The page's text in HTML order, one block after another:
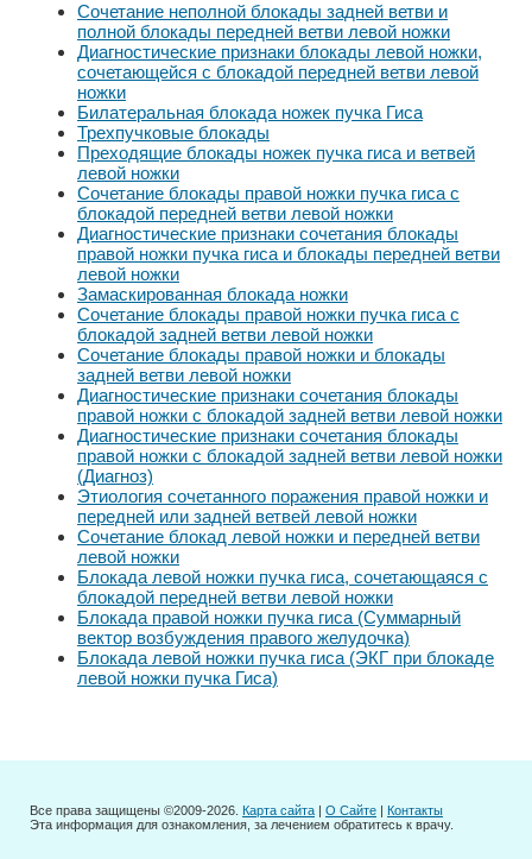
Сочетание неполной блокады задней ветви и
полной блокады передней ветви левой ножки
Диагностические признаки блокады левой ножки,
сочетающейся с блокадой передней ветви левой
ножки
Билатеральная блокада ножек пучка Гиса
Трехпучковые блокады
Преходящие блокады ножек пучка гиса и ветвей
левой ножки
Сочетание блокады правой ножки пучка гиса с
блокадой передней ветви левой ножки
Диагностические признаки сочетания блокады
правой ножки пучка гиса и блокады передней ветви
левой ножки
Замаскированная блокада ножки
Сочетание блокады правой ножки пучка гиса с
блокадой задней ветви левой ножки
Сочетание блокады правой ножки и блокады
задней ветви левой ножки
Диагностические признаки сочетания блокады
правой ножки с блокадой задней ветви левой ножки
Диагностические признаки сочетания блокады
правой ножки с блокадой задней ветви левой ножки
(Диагноз)
Этиология сочетанного поражения правой ножки и
передней или задней ветвей левой ножки
Сочетание блокад левой ножки и передней ветви
левой ножки
Блокада левой ножки пучка гиса, сочетающаяся с
блокадой передней ветви левой ножки
Блокада правой ножки пучка гиса (Суммарный
вектор возбуждения правого желудочка)
Блокада левой ножки пучка гиса (ЭКГ при блокаде
левой ножки пучка Гиса)
Все права защищены ©2009-2026. Карта сайта | О Сайте | Контакты
Эта информация для ознакомления, за лечением обратитесь к врачу.